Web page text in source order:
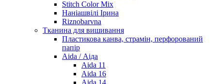
Stitch Color Mix
Наніашвілі Ірина
Riznobarvna
Тканина для вишивання
Пластикова канва, страмін, перфорований
папір
Aida / Аіда
Aida 11
Aida 16
Aida 14